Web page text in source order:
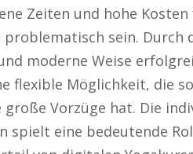
Zeiten und hohe
sein. Durch
moderne Weise
flexible Möglichkeit, die
Vorzüge hat. Die
spielt eine bedeutende